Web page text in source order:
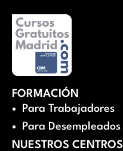
FORMACIÓN
Para Trabajadores
Para Desempleados
NUESTROS CENTROS